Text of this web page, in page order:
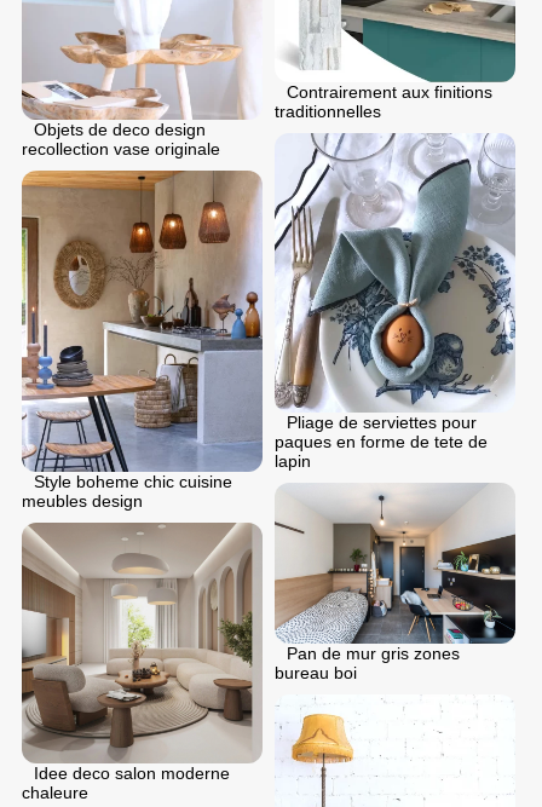
Objets de deco design
recollection vase originale
Contrairement aux finitions
traditionnelles
Pliage de serviettes pour
paques en forme de tete de
lapin
Style boheme chic cuisine
meubles design
Pan de mur gris zones
bureau boi
Idee deco salon moderne
chaleure